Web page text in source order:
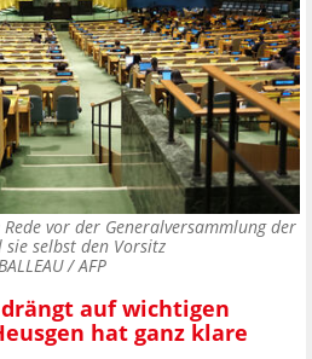
vor der Generalversammlung der
selbst den Vorsitz
/ AFP
auf wichtigen
hat ganz klare